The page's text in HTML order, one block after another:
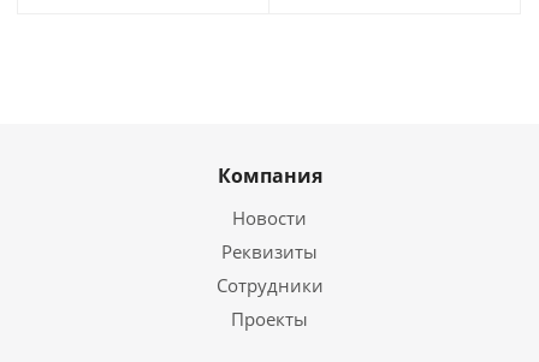
Компания
Новости
Реквизиты
Сотрудники
Проекты